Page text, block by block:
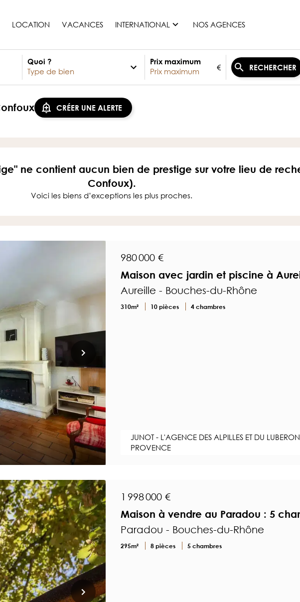
LOCATION VACANCES INTERNATIONAL
France
Maurice
Tous les pays
NOS AGENCES
Quoi ? Prix maximum
€ RECHERCHER
CRÉER UNE ALERTE
ne contient aucun bien de prestige sur votre lieu de
Confoux).
Voici les biens d’exceptions les plus proches.
980 000 €
Maison avec jardin et piscine à
Aureille - Bouches-du-Rhône
310m² 10 pièces 4 chambres
JUNOT - L'AGENCE DES ALPILLES ET DU
PROVENCE
1 998 000 €
Maison à vendre au Paradou : 5
Paradou - Bouches-du-Rhône
295m² 8 pièces 5 chambres